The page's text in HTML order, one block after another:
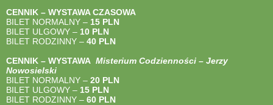
CENNIK – WYSTAWA CZASOWA
BILET NORMALNY – 15 PLN
BILET ULGOWY – 10 PLN
BILET RODZINNY – 40 PLN
CENNIK – WYSTAWA Misterium Codzienności – Jerzy
Nowosielski
BILET NORMALNY – 20 PLN
BILET ULGOWY – 15 PLN
BILET RODZINNY – 60 PLN